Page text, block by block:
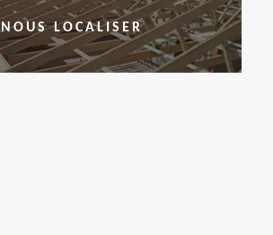
NOUS LOCALISER